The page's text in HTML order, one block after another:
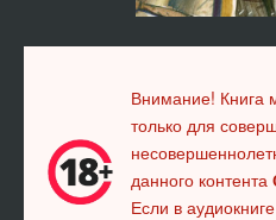
Внимание! Книга
только для
данного контента
Если в